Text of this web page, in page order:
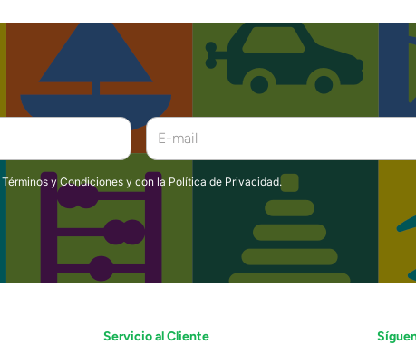
Términos y Condiciones y con la Política de Privacidad.
Servicio al Cliente